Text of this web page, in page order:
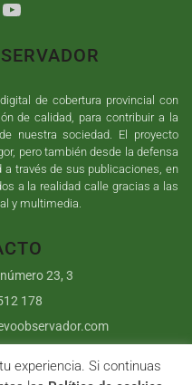
de cobertura provincial con
de calidad, para contribuir a la
nuestra sociedad. El proyecto
pero también desde la defensa
a través de sus publicaciones, en
a la realidad calle gracias a las
y multimedia.
23, 3
178
| Sumurdigital Diseño web
experiencia. Si continuas